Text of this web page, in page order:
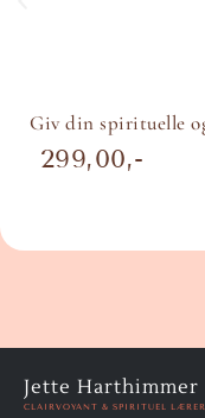
Giv din spirituelle
299,00
Jette Harthimmer
CLAIRVOYANT & SPIRITUEL LÆRER